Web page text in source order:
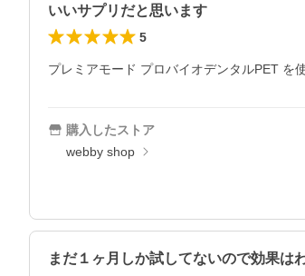
いいサプリだと思います
5
プレミアモード プロバイオデンタルPET を
購入したストア
webby shop
まだ１ヶ月しか試してないので効果は